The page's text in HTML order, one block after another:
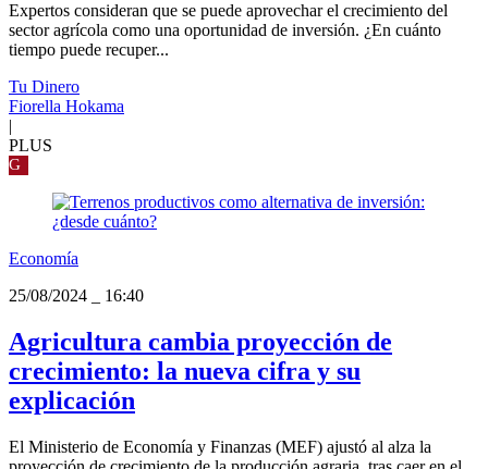
Expertos consideran que se puede aprovechar el crecimiento del
sector agrícola como una oportunidad de inversión. ¿En cuánto
tiempo puede recuper...
Tu Dinero
Fiorella Hokama
|
PLUS
G
Economía
25/08/2024
16:40
Agricultura cambia proyección de
crecimiento: la nueva cifra y su
explicación
El Ministerio de Economía y Finanzas (MEF) ajustó al alza la